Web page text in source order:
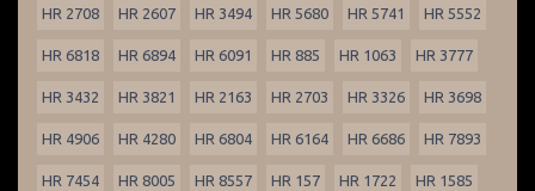
HR 2708 HR 2607 HR 3494 HR 5680 HR 5741 HR 5552
HR 6818 HR 6894 HR 6091 HR 885 HR 1063 HR 3777
HR 3432 HR 3821 HR 2163 HR 2703 HR 3326 HR 3698
HR 4906 HR 4280 HR 6804 HR 6164 HR 6686 HR 7893
HR 7454 HR 8005 HR 8557 HR 157 HR 1722 HR 1585